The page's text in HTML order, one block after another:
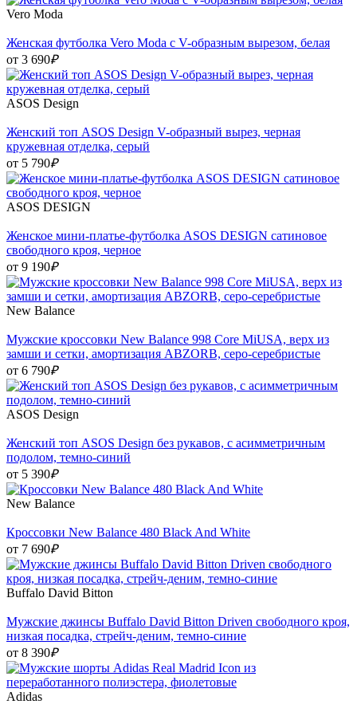
Vero Moda
Женская футболка Vero Moda с V-образным вырезом, белая
от 3 690₽
ASOS Design
Женский топ ASOS Design V-образный вырез, черная
кружевная отделка, серый
от 5 790₽
ASOS DESIGN
Женское мини-платье‑футболка ASOS DESIGN сатиновое
свободного кроя, черное
от 9 190₽
New Balance
Мужские кроссовки New Balance 998 Core MiUSA, верх из
замши и сетки, амортизация ABZORB, серо-серебристые
от 6 790₽
ASOS Design
Женский топ ASOS Design без рукавов, с асимметричным
подолом, темно-синий
от 5 390₽
New Balance
Кроссовки New Balance 480 Black And White
от 7 690₽
Buffalo David Bitton
Мужские джинсы Buffalo David Bitton Driven свободного кроя,
низкая посадка, стрейч-деним, темно-синие
от 8 390₽
Adidas